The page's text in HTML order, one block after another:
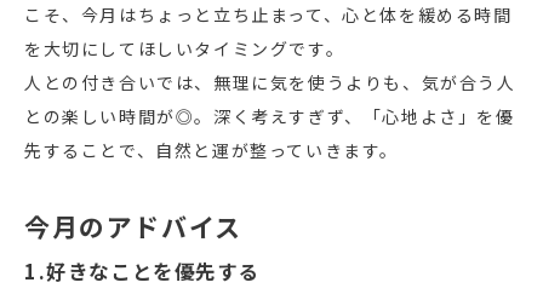
こそ、今月はちょっと立ち止まって、心と体を緩める時間
を大切にしてほしいタイミングです。
人との付き合いでは、無理に気を使うよりも、気が合う人
との楽しい時間が◎。深く考えすぎず、「心地よさ」を優
先することで、自然と運が整っていきます。
今月のアドバイス
1.好きなことを優先する